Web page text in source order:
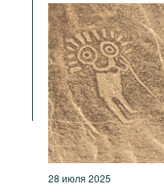
Декларирование
Обучение и просвещение
Комплаенс
Гражданское общество
Антикоррупционные органы
Стандарты поведения
Прозрачность
28 июля 2025